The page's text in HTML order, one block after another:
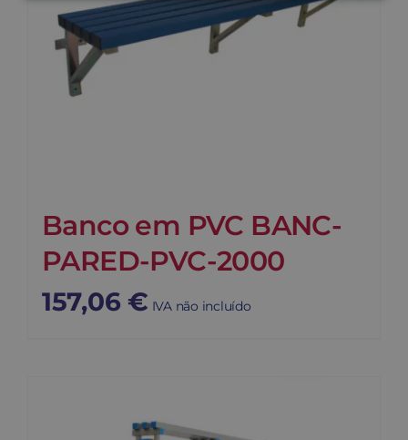
Banco em PVC BANC-
PARED-PVC-2000
157,06 € IVA não incluído